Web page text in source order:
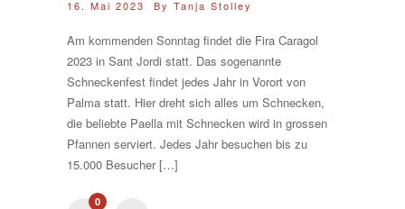
16. Mai 2023 By Tanja Stolley
Am kommenden Sonntag findet die Fira Caragol
2023 in Sant Jordi statt. Das sogenannte
Schneckenfest findet jedes Jahr in Vorort von
Palma statt. Hier dreht sich alles um Schnecken,
die beliebte Paella mit Schnecken wird in grossen
Pfannen serviert. Jedes Jahr besuchen bis zu
15.000 Besucher […]
0